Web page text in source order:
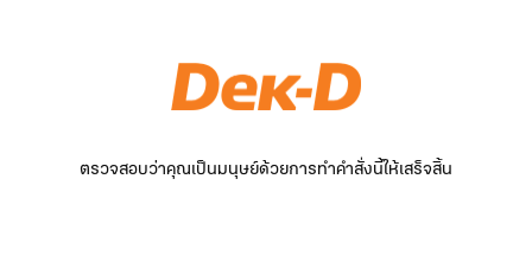
ตรวจสอบว่าคุณเป็นมนุษย์ด้วยการทำคำสั่งนี้ให้เสร็จสิ้น